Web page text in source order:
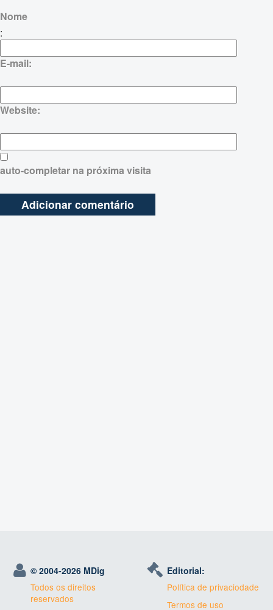
Nome
:
E-mail:
Website:
auto-completar na próxima visita
© 2004-2026 MDig
Todos os direitos
reservados
Editorial:
Política de privaciodade
Termos de uso